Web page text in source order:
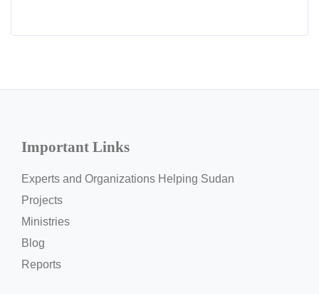
Important Links
Experts and Organizations Helping Sudan
Projects
Ministries
Blog
Reports